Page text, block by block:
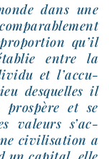
dans une
qu’il
entre la
et l’ac­cu­
des­quelles il
et se
valeurs s’ac­
civi­li­sa­tion a